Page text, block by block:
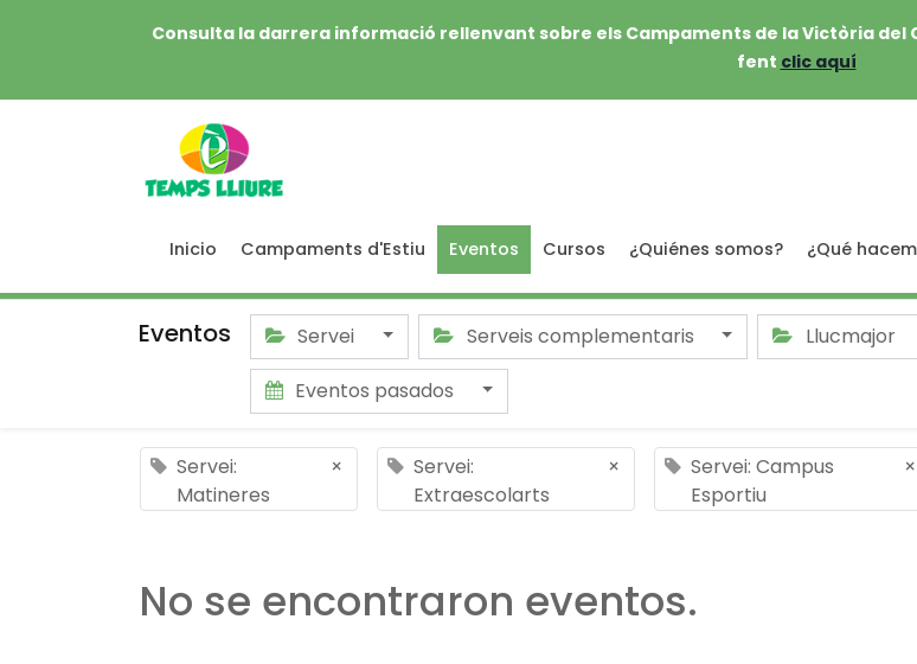
Consulta la darrera informació rellenvant sobre els Campaments de la Victòria del
fent clic aquí
Inicio Campaments d'Estiu Eventos Cursos ¿Quiénes somos? ¿Qué
Eventos Servei Serveis complementaris
Llucmajor
Eventos pasados
Servei:
Matineres
×
Servei:
Extraescolarts
×
Servei: Campus
Esportiu
×
No se encontraron eventos.